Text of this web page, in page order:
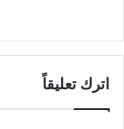
اترك تعليقاً